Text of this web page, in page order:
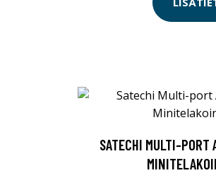
SATECHI MULTI-PORT